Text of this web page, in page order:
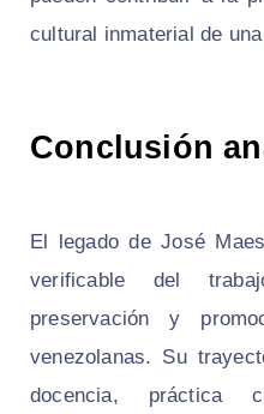
cultural inmaterial de
Conclusión
El legado de José
verificable del
preservación y
venezolanas. Su
docencia, práctica